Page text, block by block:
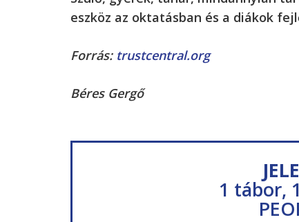
eszköz az oktatásban és a diákok
Forrás: trustcentral.org
Béres Gergő
1 tábor,